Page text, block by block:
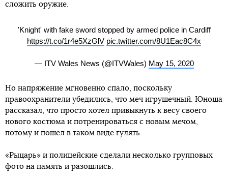
сложить оружие.
'Knight' with fake sword stopped by armed police in Cardiff
https://t.co/1r4e5XzGlV pic.twitter.com/8U1Eac8C4x
— ITV Wales News (@ITVWales) May 15, 2020
Но напряжение мгновенно спало, поскольку
правоохранители убедились, что меч игрушечный. Юноша
рассказал, что просто хотел привыкнуть к весу своего
нового костюма и потренироваться с новым мечом,
потому и пошел в таком виде гулять.
«Рыцарь» и полицейские сделали несколько групповых
фото на память и разошлись.